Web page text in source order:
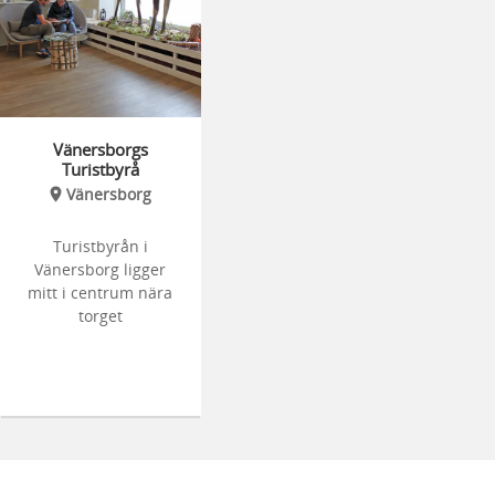
Vänersborgs
Turistbyrå
Vänersborg
Turistbyrån i
Vänersborg ligger
mitt i centrum nära
torget